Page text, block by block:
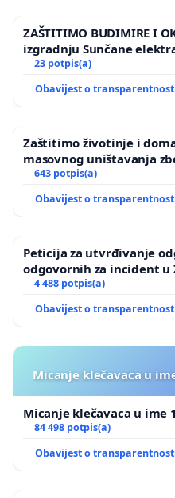
ZAŠTITIMO BUDIMIRE I
izgradnju Sunčane
Ugljana
23 potpis(a)
Obavijest o
Zaštitimo životinje i
masovnog uništavanja
643 potpis(a)
Obavijest o
Peticija za utvrđivanje
odgovornih za incident u
Zagreba
4 488 potpis(a)
Obavijest o
Micanje klečavaca u
Micanje klečavaca u ime
84 498 potpis(a)
Obavijest o